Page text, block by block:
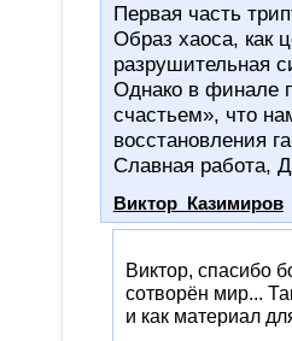
Первая часть
Образ хаоса, как
разрушительная
Однако в финале
счастьем», что
восстановления
Славная работа,
Виктор_Казимиров
Виктор, спасибо
сотворён мир...
и как материал